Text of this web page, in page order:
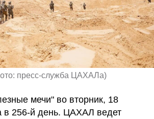
пресс-служба ЦАХАЛа)
мечи" во вторник, 18
в 256-й день. ЦАХАЛ ведет